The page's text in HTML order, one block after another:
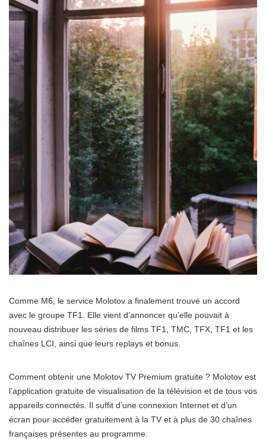
Comme M6, le service Molotov a finalement trouvé un accord
avec le groupe TF1. Elle vient d’annoncer qu’elle pouvait à
nouveau distribuer les séries de films TF1, TMC, TFX, TF1 et les
chaînes LCI, ainsi que leurs replays et bonus.
Comment obtenir une Molotov TV Premium gratuite ? Molotov est
l’application gratuite de visualisation de la télévision et de tous vos
appareils connectés. Il suffit d’une connexion Internet et d’un
écran pour accéder gratuitement à la TV et à plus de 30 chaînes
françaises présentes au programme.